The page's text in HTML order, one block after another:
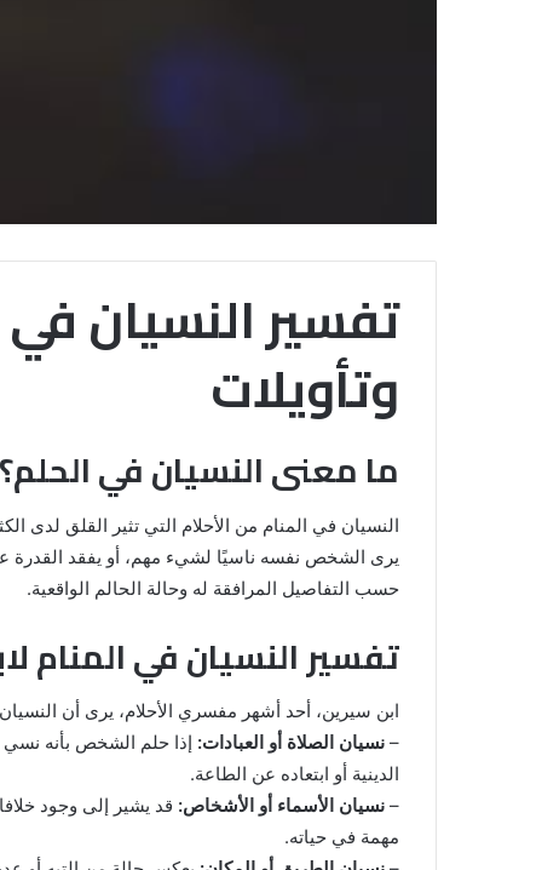
تفسير النسيان في
وتأويلات
ما معنى النسيان في الحلم؟
النسيان في المنام من الأحلام التي تثير القلق لدى
يرى الشخص نفسه ناسيًا لشيء مهم، أو يفقد القدرة
حسب التفاصيل المرافقة له وحالة الحالم الواقعية.
تفسير النسيان في المنام
ابن سيرين، أحد أشهر مفسري الأحلام، يرى أن
– نسيان الصلاة أو العبادات: إذا حلم الشخص بأنه
الدينية أو ابتعاده عن الطاعة.
– نسيان الأسماء أو الأشخاص: قد يشير إلى وجود
مهمة في حياته.
الحمام
المتسخ
بالبراز
في
المنام:
دلالات
وتفسيرات
14 مايو، 2025